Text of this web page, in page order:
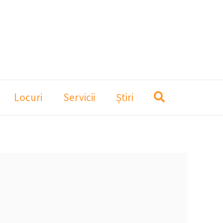
Locuri Servicii Știri